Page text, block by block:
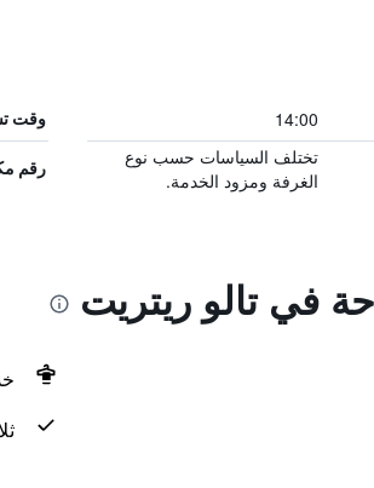
14:00 وقت
تختلف السياسات حسب نوع
الغرفة ومزود الخدمة.
رقم
في تالو ريتريت